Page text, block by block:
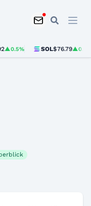
SOL$76.79▲0.5%